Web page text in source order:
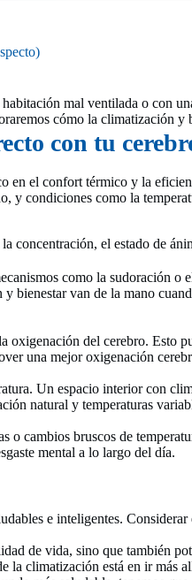
mal ventilada o con
cómo la climatización y
con tu
el confort térmico y la
y condiciones como la
el estado de
como la sudoración
van de la mano
del cerebro.
una mejor oxigenación
Un espacio interior con
natural y temperaturas
cambios bruscos de
mental a lo largo del día.
e inteligentes.
de vida, sino que también
climatización está en ir más